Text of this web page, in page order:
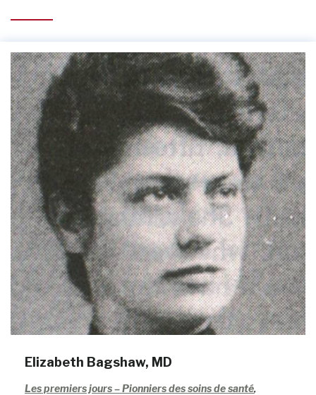
Elizabeth Bagshaw, MD
Les premiers jours – Pionniers des soins de santé,